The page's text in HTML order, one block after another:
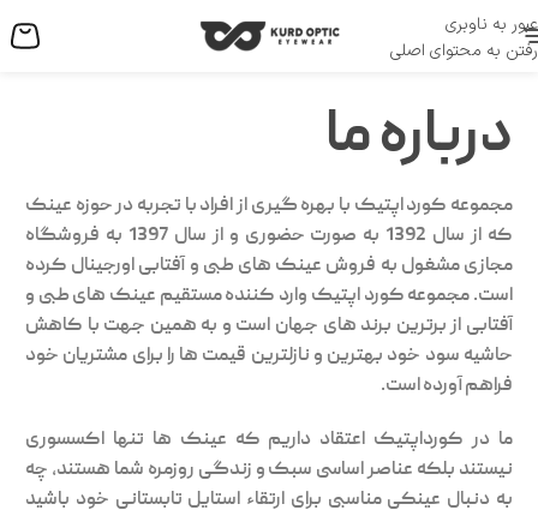
عبور به ناوبری
رفتن به محتوای اصلی
منو
درباره ما
مجموعه کورد اپتیک با بهره گیری از افراد با تجربه در حوزه عینک
که از سال 1392 به صورت حضوری و از سال 1397 به فروشگاه
مجازی مشغول به فروش عینک های طبی و آفتابی اورجینال کرده
است. مجموعه کورد اپتیک وارد کننده مستقیم عینک های طبی و
آفتابی از برترین برند های جهان است و به همین جهت با کاهش
حاشیه سود خود بهترین و نازلترین قیمت ها را برای مشتریان خود
فراهم آورده است.
ما در کورداپتیک اعتقاد داریم که عینک‌ ها تنها اکسسوری
نیستند بلکه عناصر اساسی سبک و زندگی روزمره شما هستند، چه
به دنبال عینکی مناسبی برای ارتقاء استایل تابستانی خود باشید